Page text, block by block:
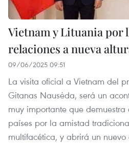
Vietnam y Lituania por
relaciones a nueva
09/06/2025 09:51
La visita oficial a Vietnam del
Gitanas Nausėda, será un
muy importante que
países por la amistad
multifacética, y abrirá un